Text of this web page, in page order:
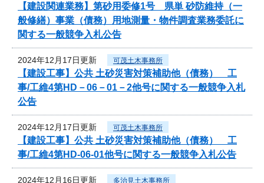
【建設関連業務】第砂用委修1号 県単 砂防維持（一
般修繕）事業（債務）用地測量・物件調査業務委託に
関する一般競争入札公告
2024年12月17日更新 可茂土木事務所
【建設工事】公共 土砂災害対策補助他（債務） 工
事/工維4第HD－06－01－2他号に関する一般競争入札
公告
2024年12月17日更新 可茂土木事務所
【建設工事】公共 土砂災害対策補助他（債務） 工
事/工維4第HD-06-01他号に関する一般競争入札公告
2024年12月16日更新 多治見土木事務所